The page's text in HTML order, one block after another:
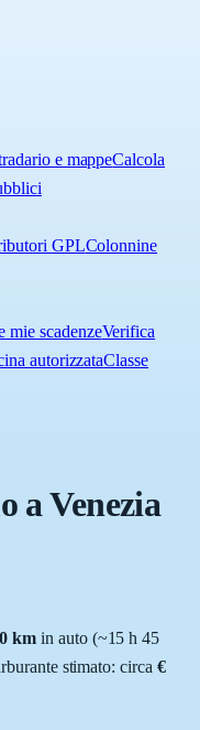
e mappeCalcola
GPLColonnine
mie scadenzeVerifica
autorizzataClasse
a Venezia
km in auto (~15 h 45
stimato: circa €